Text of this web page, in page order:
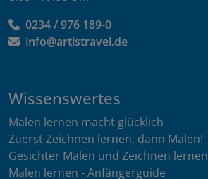
0234 / 976 189-0
info@artistravel.de
Wissenswertes
Malen lernen macht glücklich
Zuerst Zeichnen lernen, dann Malen!
Gesichter Malen und Zeichnen lernen
Malen lernen - Anfängerguide